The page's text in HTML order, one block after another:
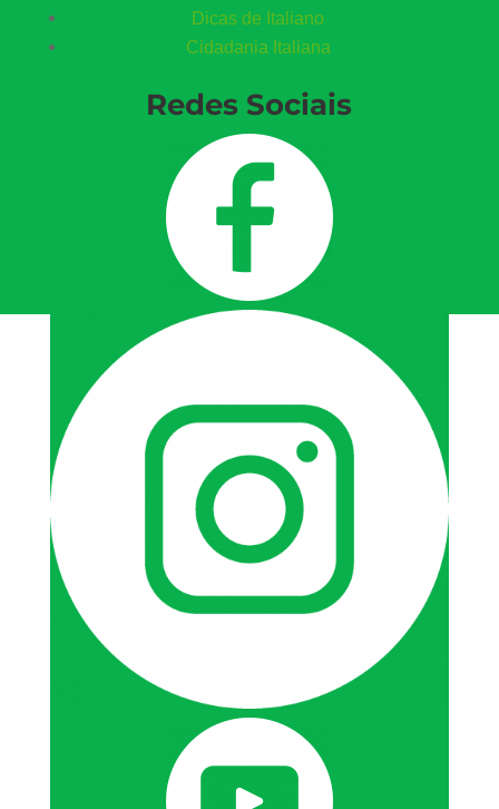
Dicas de Italiano
Cidadania Italiana
Redes Sociais